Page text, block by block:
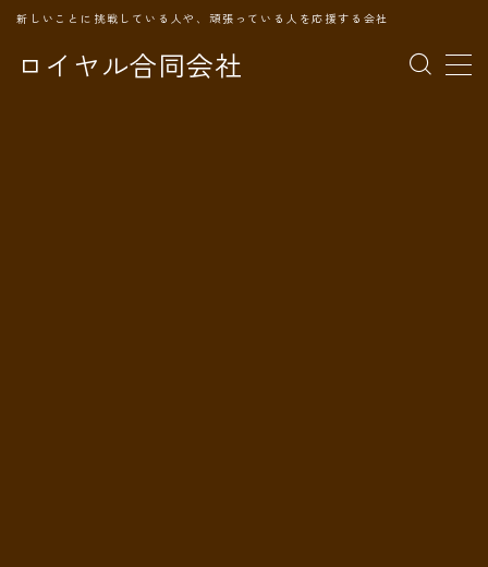
ロイヤル合同会社
新しいことに挑戦している人や、頑張っている人を応援する会社
MENU